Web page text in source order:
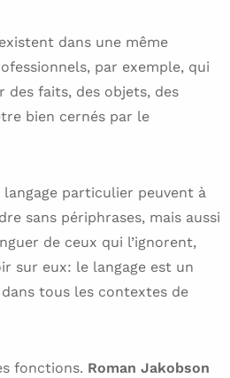
dans une même
par exemple, qui
faits, des objets, des
bien cernés par le
particulier peuvent à
sans périphrases, mais aussi
de ceux qui l’ignorent,
sur eux: le langage est un
tous les contextes de
fonctions. Roman Jakobson